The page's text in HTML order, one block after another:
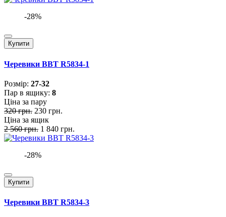
-28%
Купити
Черевики BBT R5834-1
Розмiр: 27-32
Пар в ящику: 8
Ціна за пару
320 грн. 230 грн.
Ціна за ящик
2 560 грн. 1 840 грн.
-28%
Купити
Черевики BBT R5834-3